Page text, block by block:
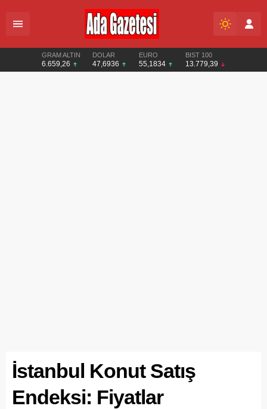
GRAM ALTIN
6.659,26
DOLAR
47,6936
EURO
55,1834
BIST 100
13.779,39
İstanbul Konut Satış
Endeksi: Fiyatlar